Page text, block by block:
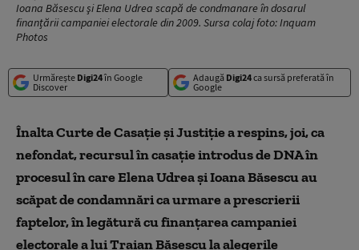
Ioana Băsescu şi Elena Udrea scapă de condmanare în dosarul
finanțării campaniei electorale din 2009. Sursa colaj foto: Inquam
Photos
Urmărește Digi24în Google
Discover
Adaugă Digi24ca sursă preferată în
Google
Înalta Curte de Casaţie şi Justiţie a respins, joi, ca
nefondat, recursul în casaţie introdus de DNA în
procesul în care Elena Udrea şi Ioana Băsescu au
scăpat de condamnări ca urmare a prescrierii
faptelor, în legătură cu finanţarea campaniei
electorale a lui Traian Băsescu la alegerile